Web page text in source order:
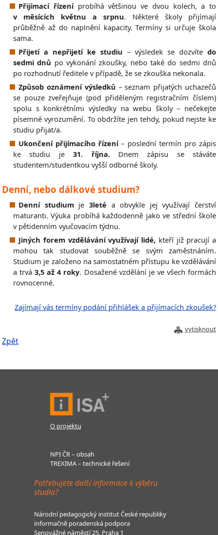
Přijímací řízeníprobíhá většinou ve dvou kolech, a to
v měsících květnu a srpnu. Některé školy přijímají
průběžně až do naplnění kapacity. Termíny si určuje škola
sama.
Přijetí a nepřijetí ke studiu – výsledek se dozvíte do
sedmi dnů po vykonání zkoušky, nebo také do sedmi dnů
po rozhodnutí ředitele v případě, že se zkouška nekonala.
Způsob oznámení výsledků – seznam přijatých uchazečů
se pouze zveřejňuje (pod přiděleným registračním číslem)
spolu s konkrétními výsledky na webu školy – nečekejte
písemné vyrozumění. To obdržíte jen tehdy, pokud nejste ke
studiu přijat/a.
Ukončení přijímacího řízení – poslední termín pro zápis
ke studiu je31. října. Dnem zápisu se stáváte
studentem/studentkou vyšší odborné školy.
Denní, nebo dálkové studium?
Denní studiumje 3leté a obvykle jej využívají čerství
maturanti. Výuka probíhá každodenně jako ve střední škole
v pětidenním vyučovacím týdnu.
Jiných forem vzdělávání využívají lidé, kteří již pracují a
mohou tak studovat souběžně se svým zaměstnáním.
Studium je založeno na samostatném přístupu ke vzdělávání
a trvá3,5 až 4 roky. Dosažené vzdělání je ve všech formách
rovnocenné.
Zajímají vás termíny podání přihlášek a přijímacích zkoušek?
vytisknout
Zpět
O projektu
NPI ČR – obsah
TREXIMA – technické řešení
Potřebujete další informace k výběru
studia?
Národní pedagogický institut České republiky
informačně poradenská podpora
Senovážné náměstí 25, Praha 1